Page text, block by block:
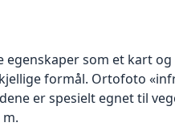
som et kart
formål. Ortofoto
er spesielt egnet til